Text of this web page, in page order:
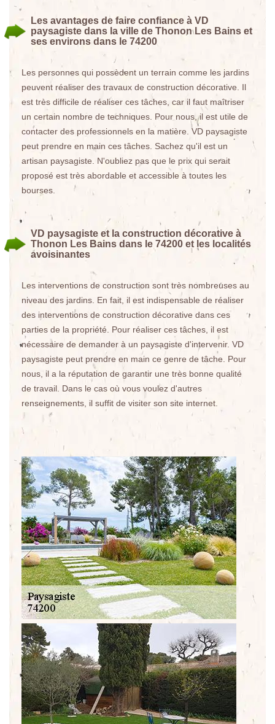
Les avantages de faire confiance à VD
paysagiste dans la ville de Thonon Les Bains et
ses environs dans le 74200
Les personnes qui possèdent un terrain comme les jardins
peuvent réaliser des travaux de construction décorative. Il
est très difficile de réaliser ces tâches, car il faut maîtriser
un certain nombre de techniques. Pour nous, il est utile de
contacter des professionnels en la matière. VD paysagiste
peut prendre en main ces tâches. Sachez qu'il est un
artisan paysagiste. N'oubliez pas que le prix qui serait
proposé est très abordable et accessible à toutes les
bourses.
VD paysagiste et la construction décorative à
Thonon Les Bains dans le 74200 et les localités
avoisinantes
Les interventions de construction sont très nombreuses au
niveau des jardins. En fait, il est indispensable de réaliser
des interventions de construction décorative dans ces
parties de la propriété. Pour réaliser ces tâches, il est
nécessaire de demander à un paysagiste d'intervenir. VD
paysagiste peut prendre en main ce genre de tâche. Pour
nous, il a la réputation de garantir une très bonne qualité
de travail. Dans le cas où vous voulez d'autres
renseignements, il suffit de visiter son site internet.